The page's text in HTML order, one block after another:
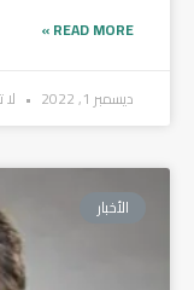
READ MORE »
ديسمبر 1, 2022
الأخبار